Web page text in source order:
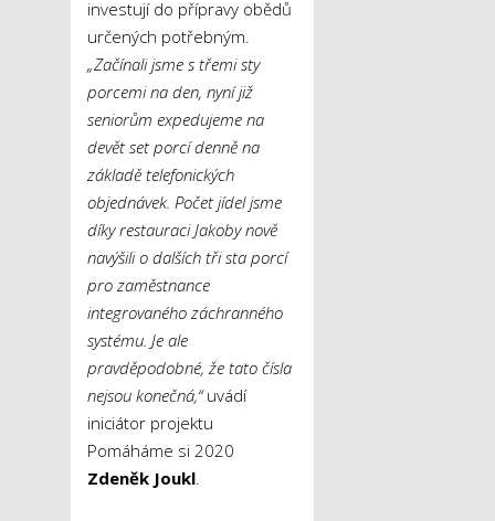
investují do přípravy obědů
určených potřebným.
„Začínali jsme s třemi sty
porcemi na den, nyní již
seniorům expedujeme na
devět set porcí denně na
základě telefonických
objednávek. Počet jídel jsme
díky restauraci Jakoby nově
navýšili o dalších tři sta porcí
pro zaměstnance
integrovaného záchranného
systému. Je ale
pravděpodobné, že tato čísla
nejsou konečná,“uvádí
iniciátor projektu
Pomáháme si 2020
Zdeněk Joukl.